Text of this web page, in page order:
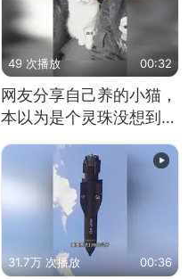
49 次播放 00:32
网友分享自己养的小猫，
本以为是个灵珠没想到是
31.7万 次播放 00:36